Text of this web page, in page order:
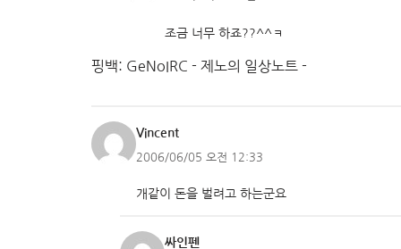
조금 너무 하죠??^^ㅋ
핑백: GeNoIRC - 제노의 일상노트 -
Vincent
2006/06/05 오전 12:33
개같이 돈을 벌려고 하는군요
싸인펜